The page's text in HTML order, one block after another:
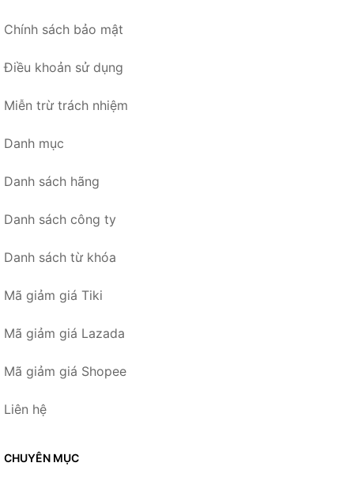
Chính sách bảo mật
Điều khoản sử dụng
Miễn trừ trách nhiệm
Danh mục
Danh sách hãng
Danh sách công ty
Danh sách từ khóa
Mã giảm giá Tiki
Mã giảm giá Lazada
Mã giảm giá Shopee
Liên hệ
CHUYÊN MỤC